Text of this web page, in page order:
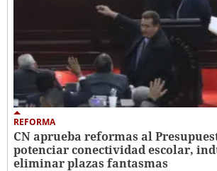
REFORMA
CN aprueba reformas al
potenciar conectividad escolar,
eliminar plazas fantasmas